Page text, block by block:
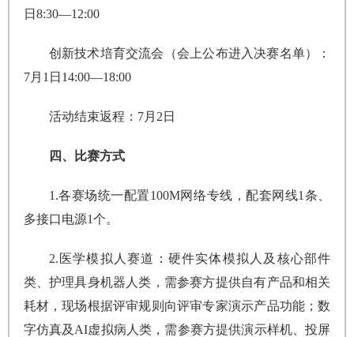
日8:30—12:00
创新技术培育交流会（会上公布进入决赛名单）：
7月1日14:00—18:00
活动结束返程：7月2日
四、比赛方式
1.各赛场统一配置100M网络专线，配套网线1条、
多接口电源1个。
2.医学模拟人赛道：硬件实体模拟人及核心部件
类、护理具身机器人类，需参赛方提供自有产品和相关
耗材，现场根据评审规则向评审专家演示产品功能；数
字仿真及AI虚拟病人类，需参赛方提供演示样机、投屏